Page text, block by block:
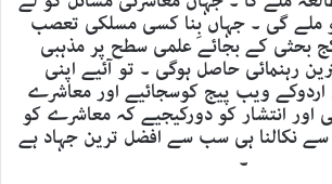
ملے گی ۔ جہاں بِنا کسی مسلکی تعصب
کج بحثی کے بجائے علمی سطح پر مذہبی
رہنمائی حاصل ہوگی ۔ تو آئیے اپنی
اردوکے ویب پیج کوسجائیے اور معاشرے
اور انتشار کو دورکیجیے کہ معاشرے کو
نکالنا ہی سب سے افضل ترین جہاد ہے
۔